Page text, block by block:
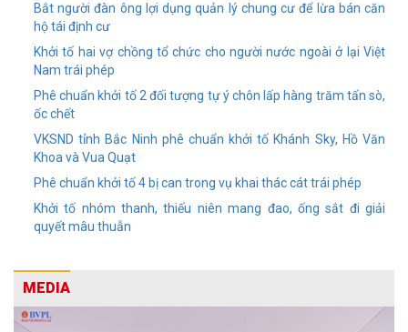
Bắt người đàn ông lợi dụng quản lý chung cư để lừa bán căn
hộ tái định cư
Khởi tố hai vợ chồng tổ chức cho người nước ngoài ở lại Việt
Nam trái phép
Phê chuẩn khởi tố 2 đối tượng tự ý chôn lấp hàng trăm tấn sò,
ốc chết
VKSND tỉnh Bắc Ninh phê chuẩn khởi tố Khánh Sky, Hồ Văn
Khoa và Vua Quạt
Phê chuẩn khởi tố 4 bị can trong vụ khai thác cát trái phép
Khởi tố nhóm thanh, thiếu niên mang đao, ống sắt đi giải
quyết mâu thuẫn
MEDIA